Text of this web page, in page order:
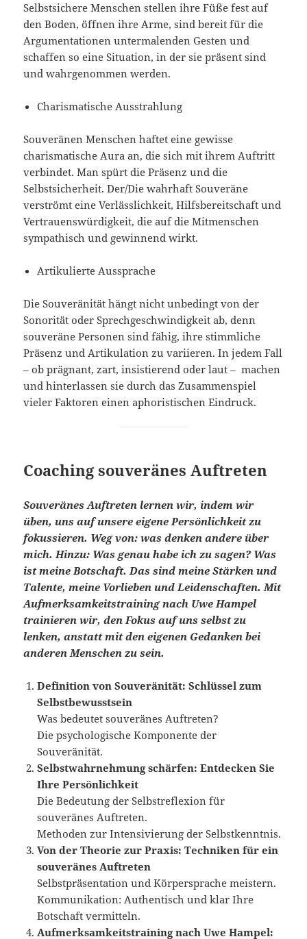
Selbstsichere Menschen stellen ihre Füße fest auf
den Boden, öffnen ihre Arme, sind bereit für die
Argumentationen untermalenden Gesten und
schaffen so eine Situation, in der sie präsent sind
und wahrgenommen werden.
Charismatische Ausstrahlung
Souveränen Menschen haftet eine gewisse
charismatische Aura an, die sich mit ihrem Auftritt
verbindet. Man spürt die Präsenz und die
Selbstsicherheit. Der/Die wahrhaft Souveräne
verströmt eine Verlässlichkeit, Hilfsbereitschaft und
Vertrauenswürdigkeit, die auf die Mitmenschen
sympathisch und gewinnend wirkt.
Artikulierte Aussprache
Die Souveränität hängt nicht unbedingt von der
Sonorität oder Sprechgeschwindigkeit ab, denn
souveräne Personen sind fähig, ihre stimmliche
Präsenz und Artikulation zu variieren. In jedem Fall
– ob prägnant, zart, insistierend oder laut – machen
und hinterlassen sie durch das Zusammenspiel
vieler Faktoren einen aphoristischen Eindruck.
Coaching souveränes Auftreten
Souveränes Auftreten lernen wir, indem wir
üben, uns auf unsere eigene Persönlichkeit zu
fokussieren. Weg von: was denken andere über
mich. Hinzu: Was genau habe ich zu sagen? Was
ist meine Botschaft. Das sind meine Stärken und
Talente, meine Vorlieben und Leidenschaften. Mit
Aufmerksamkeitstraining nach Uwe Hampel
trainieren wir, den Fokus auf uns selbst zu
lenken, anstatt mit den eigenen Gedanken bei
anderen Menschen zu sein.
Definition von Souveränität: Schlüssel zum
Selbstbewusstsein
Was bedeutet souveränes Auftreten?
Die psychologische Komponente der
Souveränität.
Selbstwahrnehmung schärfen: Entdecken Sie
Ihre Persönlichkeit
Die Bedeutung der Selbstreflexion für
souveränes Auftreten.
Methoden zur Intensivierung der Selbstkenntnis.
Von der Theorie zur Praxis: Techniken für ein
souveränes Auftreten
Selbstpräsentation und Körpersprache meistern.
Kommunikation: Authentisch und klar Ihre
Botschaft vermitteln.
Aufmerksamkeitstraining nach Uwe Hampel: